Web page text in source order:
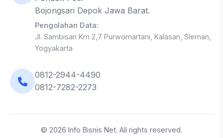
Bojongsari Depok Jawa Barat.
Pengolahan Data:
Jl. Sambisari Km 2,7 Purwomartani, Kalasan, Sleman,
Yogyakarta
0812-2944-4490
0812-7282-2273
© 2026 Info Bisnis Net. All rights reserved.